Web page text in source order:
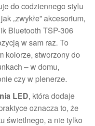
do codziennego stylu
„zwykłe” akcesorium,
Bluetooth TSP-306
w sam raz. To
kolorze, stworzony do
– w domu,
czy w plenerze.
LED, która dodaje
oznacza to, że
świetlnego, a nie tylko